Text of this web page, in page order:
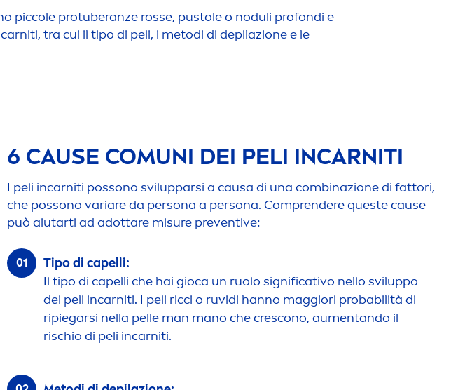
piccole protuberanze rosse, pustole o noduli profondi e
tra cui il tipo di peli, i metodi di depilazione e le
6 CAUSE COMUNI DEI PELI INCARNITI
I peli incarniti possono svilupparsi a causa di una combinazione di fattori,
che possono variare da persona a persona. Comprendere queste cause
può aiutarti ad adottare misure preventive:
Tipo di capelli:
Il tipo di capelli che hai gioca un ruolo significativo nello sviluppo
dei peli incarniti. I peli ricci o ruvidi hanno maggiori probabilità di
ripiegarsi nella pelle man mano che crescono, aumentando il
rischio di peli incarniti.